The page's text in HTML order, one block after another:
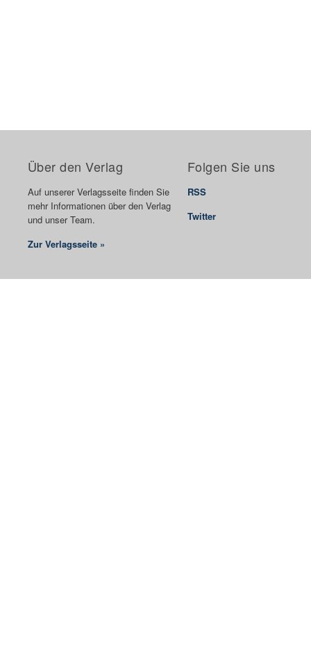
Über den Verlag
Auf unserer Verlagsseite finden Sie
mehr Informationen über den Verlag
und unser Team.
Zur Verlagsseite »
Folgen Sie uns
RSS
Twitter